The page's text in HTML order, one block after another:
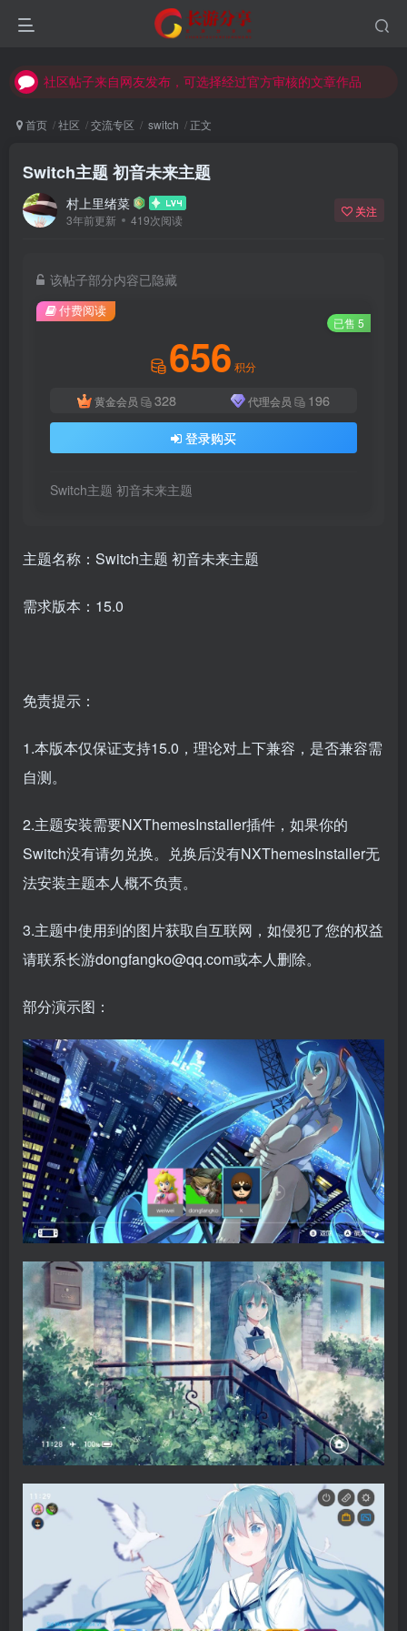
社区帖子来自网友发布，可选择经过官方审核的文章作品
社区帖子来自网友发布，可选择经过官方审核的文章作品
首页 社区 交流专区 switch 正文
Switch主题 初音未来主题
村上里绪菜
3年前更新 419次阅读
关注
该帖子部分内容已隐藏
付费阅读
已售 5
656 积分
黄金会员 328 代理会员 196
登录购买
Switch主题 初音未来主题
主题名称：Switch主题 初音未来主题
需求版本：15.0
免责提示：
1.本版本仅保证支持15.0，理论对上下兼容，是否兼容需
自测。
2.主题安装需要NXThemesInstaller插件，如果你的
Switch没有请勿兑换。兑换后没有NXThemesInstaller无
法安装主题本人概不负责。
3.主题中使用到的图片获取自互联网，如侵犯了您的权益
请联系长游dongfangko@qq.com或本人删除。
部分演示图：
登录
登录密码
记住登录 找回密码|免密登录